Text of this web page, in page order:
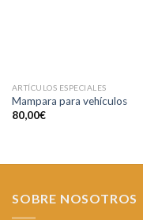
ARTÍCULOS ESPECIALES
Mampara para vehículos
80,00€
SOBRE NOSOTROS